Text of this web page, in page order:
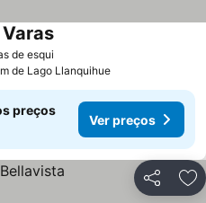
de esqui
de Lago Llanquihue
preços
Ver preços
Partilhar